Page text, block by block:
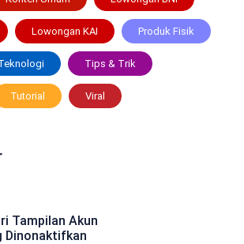
Lowongan KAI Produk Fisik
Tips & Trik
Tutorial Viral
Tampilan Akun
Dinonaktifkan